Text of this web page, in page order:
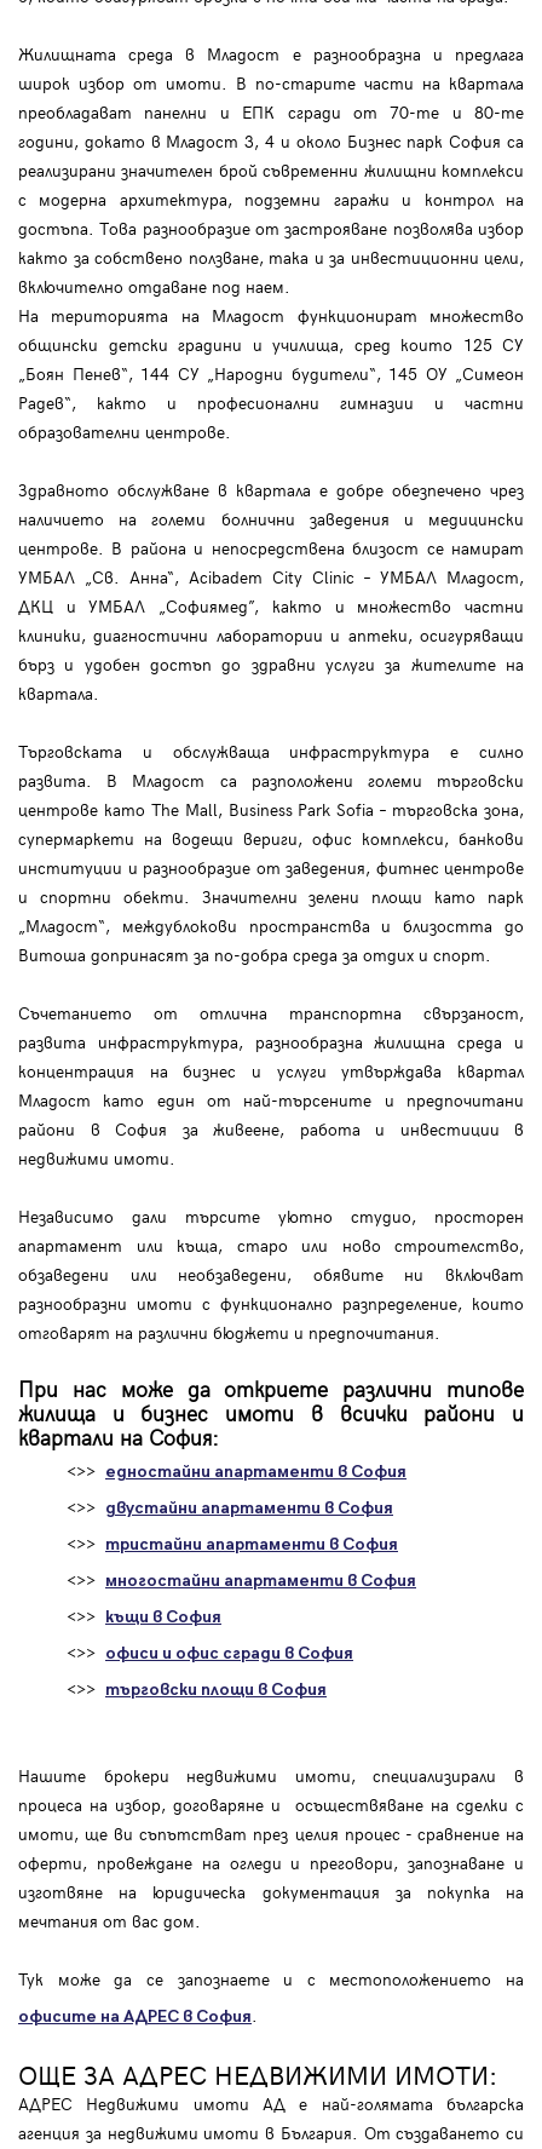
Жилищната среда в Младост е разнообразна и предлага
широк избор от имоти. В по-старите части на квартала
преобладават панелни и ЕПК сгради от 70-те и 80-те
години, докато в Младост 3, 4 и около Бизнес парк София са
реализирани значителен брой съвременни жилищни комплекси
с модерна архитектура, подземни гаражи и контрол на
достъпа. Това разнообразие от застрояване позволява избор
както за собствено ползване, така и за инвестиционни цели,
включително отдаване под наем.
На територията на Младост функционират множество
общински детски градини и училища, сред които 125 СУ
„Боян Пенев“, 144 СУ „Народни будители“, 145 ОУ „Симеон
Радев“, както и професионални гимназии и частни
образователни центрове.
Здравното обслужване в квартала е добре обезпечено чрез
наличието на големи болнични заведения и медицински
центрове. В района и непосредствена близост се намират
УМБАЛ „Св. Анна“, Acibadem City Clinic – УМБАЛ Младост,
ДКЦ и УМБАЛ „Софиямед”, както и множество частни
клиники, диагностични лаборатории и аптеки, осигуряващи
бърз и удобен достъп до здравни услуги за жителите на
квартала.
Търговската и обслужваща инфраструктура е силно
развита. В Младост са разположени големи търговски
центрове като The Mall, Business Park Sofia – търговска зона,
супермаркети на водещи вериги, офис комплекси, банкови
институции и разнообразие от заведения, фитнес центрове
и спортни обекти. Значителни зелени площи като парк
„Младост“, междублокови пространства и близостта до
Витоша допринасят за по-добра среда за отдих и спорт.
Съчетанието от отлична транспортна свързаност,
развита инфраструктура, разнообразна жилищна среда и
концентрация на бизнес и услуги утвърждава квартал
Младост като един от най-търсените и предпочитани
райони в София за живеене, работа и инвестиции в
недвижими имоти.
Независимо дали търсите уютно студио, просторен
апартамент или къща, старо или ново строителство,
обзаведени или необзаведени, обявите ни включват
разнообразни имоти с функционално разпределение, които
отговарят на различни бюджети и предпочитания.
При нас може да откриете различни типове
жилища и бизнес имоти в всички райони и
квартали на София:
<>> едностайни апартаменти в София
<>> двустайни апартаменти в София
<>> тристайни апартаменти в София
<>> многостайни апартаменти в София
<>> къщи в София
<>> офиси и офис сгради в София
<>> търговски площи в София
Нашите брокери недвижими имоти, специализирали в
процеса на избор, договаряне и осъществяване на сделки с
имоти, ще ви съпътстват през целия процес - сравнение на
оферти, провеждане на огледи и преговори, запознаване и
изготвяне на юридическа документация за покупка на
мечтания от вас дом.
Тук може да се запознаете и с местоположението на
офисите на АДРЕС в София.
ОЩЕ ЗА АДРЕС НЕДВИЖИМИ ИМОТИ:
АДРЕС Недвижими имоти АД е най-голямата българска
агенция за недвижими имоти в България. От създаването си